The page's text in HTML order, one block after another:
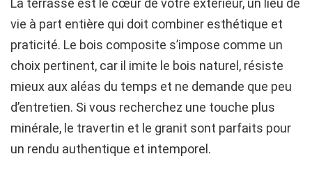
La terrasse est le cœur de votre extérieur, un lieu de
vie à part entière qui doit combiner esthétique et
praticité. Le bois composite s’impose comme un
choix pertinent, car il imite le bois naturel, résiste
mieux aux aléas du temps et ne demande que peu
d’entretien. Si vous recherchez une touche plus
minérale, le travertin et le granit sont parfaits pour
un rendu authentique et intemporel.